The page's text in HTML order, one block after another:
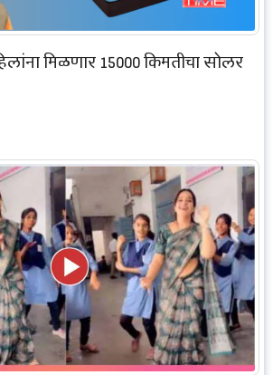
मिळणार 15000 किमतीचा सोलर